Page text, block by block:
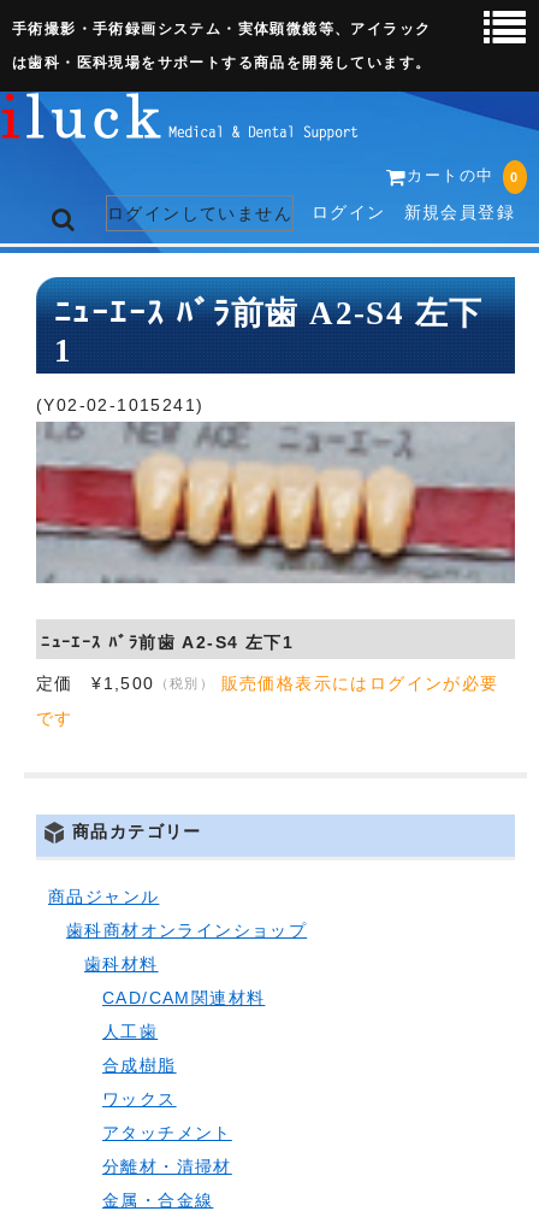
手術撮影・手術録画システム・実体顕微鏡等、アイラック
は歯科・医科現場をサポートする商品を開発しています。
カートの中 0
ログインしていません ログイン 新規会員登録
トップページ
ネット販売ページ
歯科関連機器
術野撮影キット
3D実体顕微鏡
会社概要
お問い合わせ
ﾆｭｰｴｰｽ ﾊﾞﾗ前歯 A2-S4 左下
1
(Y02-02-1015241)
ﾆｭｰｴｰｽ ﾊﾞﾗ前歯 A2-S4 左下1
定価 ¥1,500 （税別）
販売価格表示にはログインが必要
です
商品カテゴリー
商品ジャンル
歯科商材オンラインショップ
歯科材料
CAD/CAM関連材料
人工歯
合成樹脂
ワックス
アタッチメント
分離材・清掃材
金属・合金線